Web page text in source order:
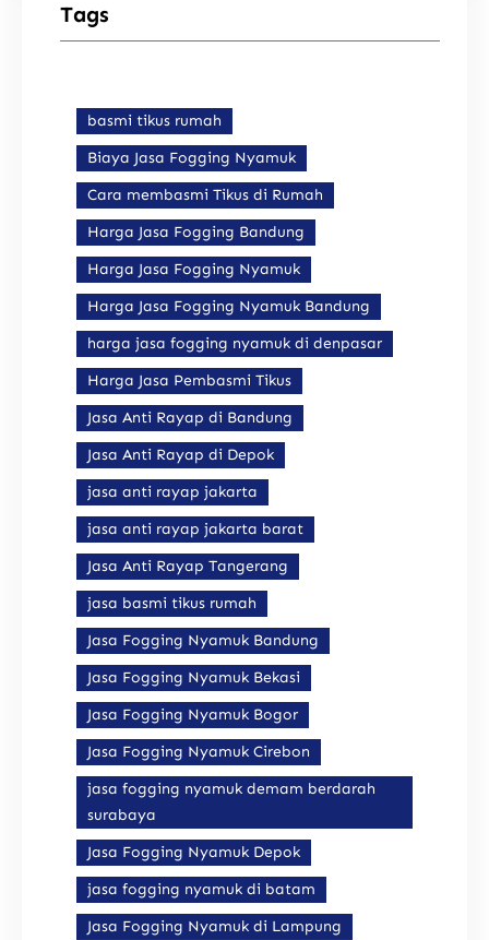
Tags
basmi tikus rumah
Biaya Jasa Fogging Nyamuk
Cara membasmi Tikus di Rumah
Harga Jasa Fogging Bandung
Harga Jasa Fogging Nyamuk
Harga Jasa Fogging Nyamuk Bandung
harga jasa fogging nyamuk di denpasar
Harga Jasa Pembasmi Tikus
Jasa Anti Rayap di Bandung
Jasa Anti Rayap di Depok
jasa anti rayap jakarta
jasa anti rayap jakarta barat
Jasa Anti Rayap Tangerang
jasa basmi tikus rumah
Jasa Fogging Nyamuk Bandung
Jasa Fogging Nyamuk Bekasi
Jasa Fogging Nyamuk Bogor
Jasa Fogging Nyamuk Cirebon
jasa fogging nyamuk demam berdarah
surabaya
Jasa Fogging Nyamuk Depok
jasa fogging nyamuk di batam
Jasa Fogging Nyamuk di Lampung